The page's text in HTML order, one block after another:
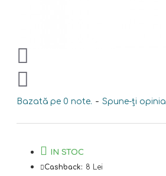
Bazată pe 0 note. - Spune-ţi opinia
IN STOC
Cashback: 8 Lei